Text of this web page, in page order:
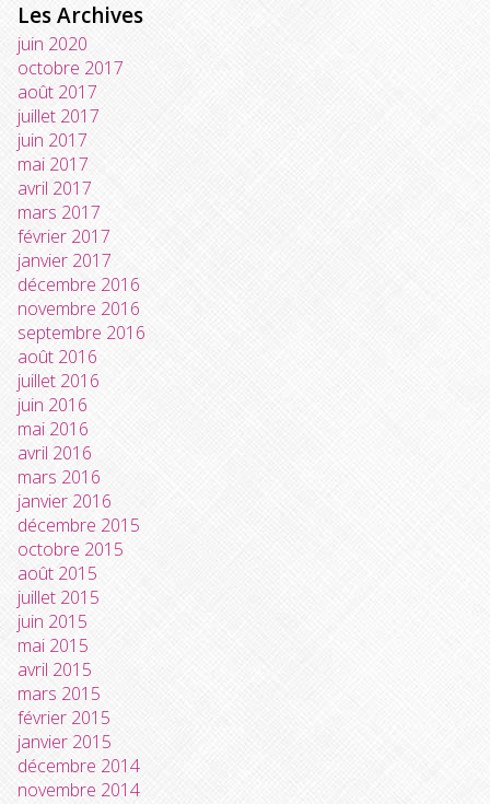
Les Archives
juin 2020
octobre 2017
août 2017
juillet 2017
juin 2017
mai 2017
avril 2017
mars 2017
février 2017
janvier 2017
décembre 2016
novembre 2016
septembre 2016
août 2016
juillet 2016
juin 2016
mai 2016
avril 2016
mars 2016
janvier 2016
décembre 2015
octobre 2015
août 2015
juillet 2015
juin 2015
mai 2015
avril 2015
mars 2015
février 2015
janvier 2015
décembre 2014
novembre 2014